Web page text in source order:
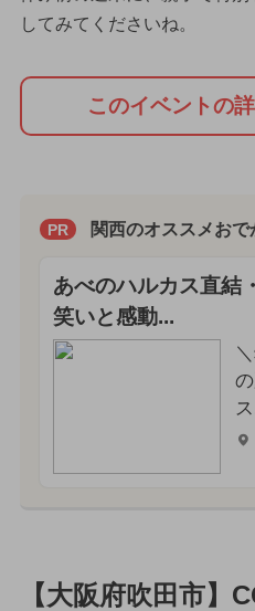
してみてくださいね。
このイベントの
PR 関西のオススメおで
あべのハルカス直結
笑いと感動...
【大阪府吹田市】